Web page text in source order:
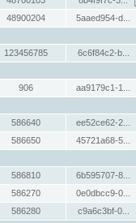
48900204 5aaed954-d...
123456785 6c6f84c2-b...
906 aa9179c1-1...
586640 ee52ce62-2...
586650 45721a68-5...
586810 6b595707-8...
586270 0e0dbcc9-0...
586280 c9a6c3bf-0...